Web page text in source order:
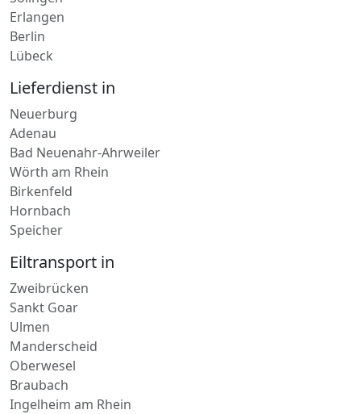
Solingen
Erlangen
Berlin
Lieferdienst in
Neuerburg
Adenau
Bad Neuenahr-Ahrweiler
Wörth am Rhein
Birkenfeld
Hornbach
Eiltransport in
Zweibrücken
Sankt Goar
Ulmen
Manderscheid
Oberwesel
Braubach